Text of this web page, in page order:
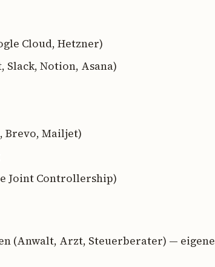
Cloud, Hetzner)
Slack, Notion, Asana)
Brevo, Mailjet)
Joint Controllership)
(Anwalt, Arzt, Steuerberater) — eigene